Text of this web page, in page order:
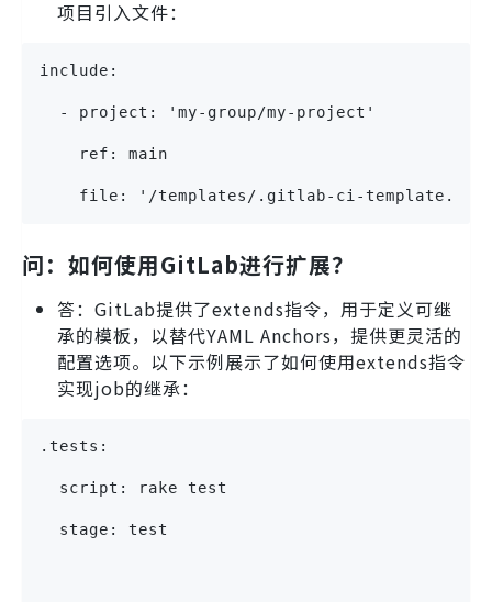
项目引入文件：
include:
  - project: 'my-group/my-project'
    ref: main
file: '/templates/.gitlab-ci-
问：如何使用GitLab进行扩展？
答：GitLab提供了extends指令，用于定义可继
承的模板，以替代YAML Anchors，提供更灵活的
配置选项。以下示例展示了如何使用extends指令
实现job的继承：
.tests:
  script: rake test
  stage: test